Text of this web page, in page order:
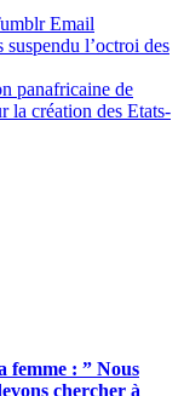
Email
l’octroi des
panafricaine de
la création des Etats-
femme : ” Nous
chercher à